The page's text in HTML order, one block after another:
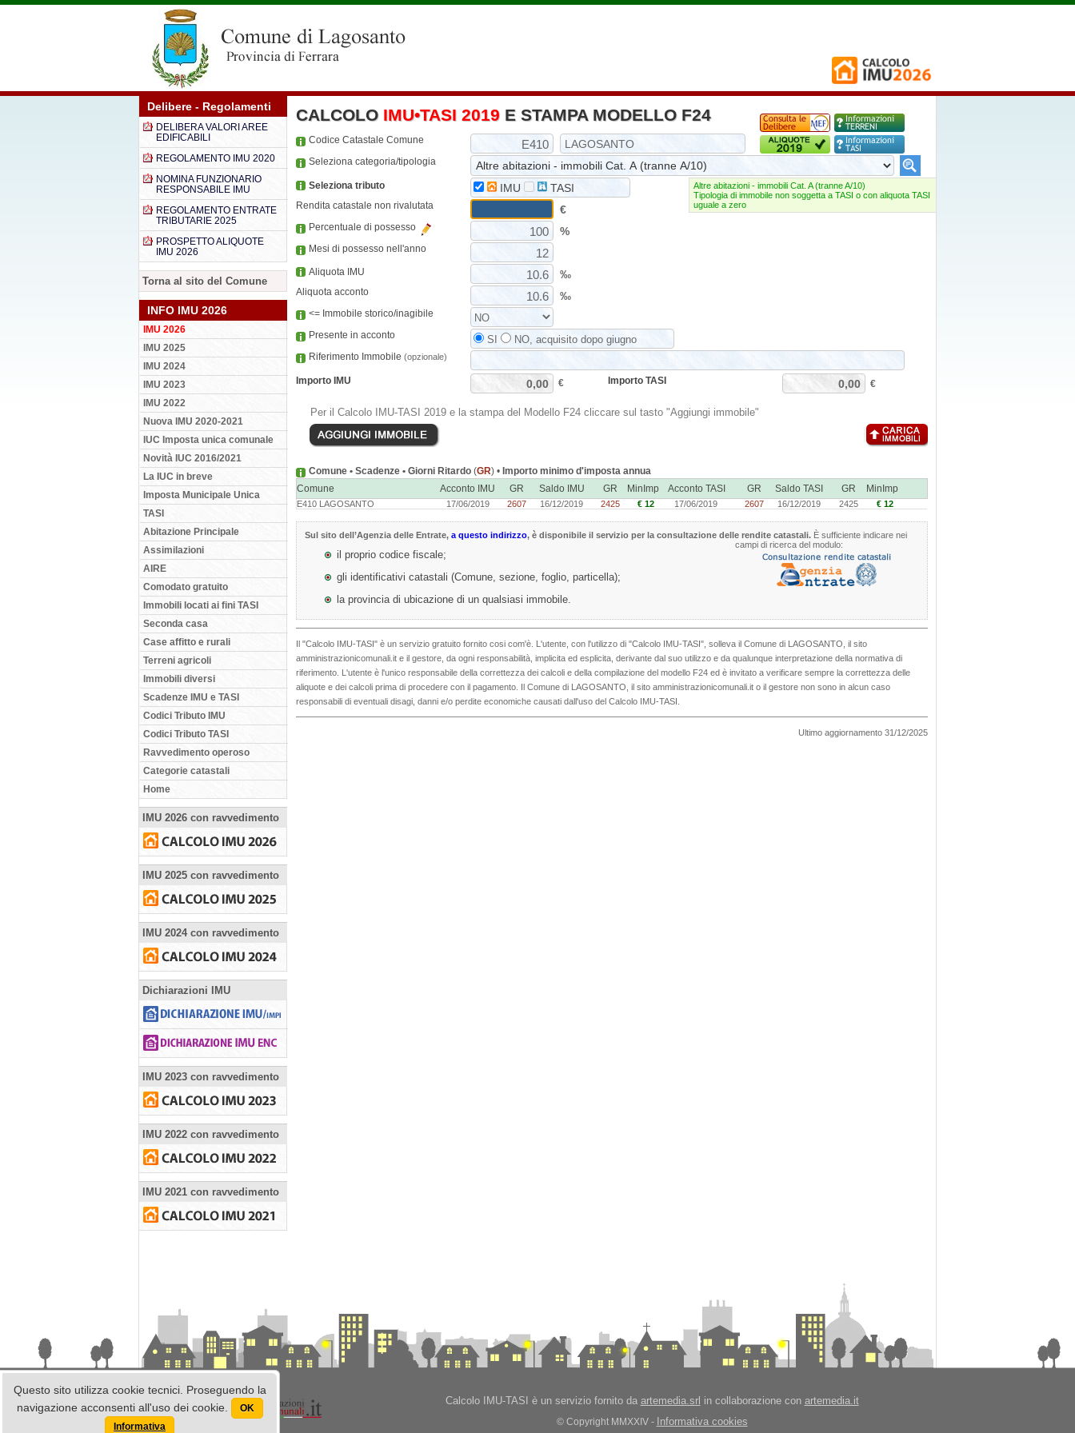
Delibere - Regolamenti
DELIBERA VALORI AREE
EDIFICABILI
REGOLAMENTO IMU 2020
NOMINA FUNZIONARIO
RESPONSABILE IMU
REGOLAMENTO ENTRATE
TRIBUTARIE 2025
PROSPETTO ALIQUOTE
IMU 2026
Torna al sito del Comune
INFO IMU 2026
IMU 2026
IMU 2025
IMU 2024
IMU 2023
IMU 2022
Nuova IMU 2020-2021
IUC Imposta unica comunale
Novità IUC 2016/2021
La IUC in breve
Imposta Municipale Unica
TASI
Abitazione Principale
Assimilazioni
AIRE
Comodato gratuito
Immobili locati ai fini TASI
Seconda casa
Case affitto e rurali
Terreni agricoli
Immobili diversi
Scadenze IMU e TASI
Codici Tributo IMU
Codici Tributo TASI
Ravvedimento operoso
Categorie catastali
Home
IMU 2026 con ravvedimento
IMU 2025 con ravvedimento
IMU 2024 con ravvedimento
Dichiarazioni IMU
IMU 2023 con ravvedimento
IMU 2022 con ravvedimento
IMU 2021 con ravvedimento
CALCOLO IMU•TASI 2019 E STAMPA MODELLO F24
Codice Catastale Comune
Seleziona categoria/tipologia
Altre abitazioni - immobili Cat. A (tranne A/10)
Tipologia di immobile non soggetta a TASI o con aliquota TASI
uguale a zero
Seleziona tributo IMU TASI
Rendita catastale non rivalutata €
Percentuale di possesso %
Mesi di possesso nell'anno
Aliquota IMU ‰
Aliquota acconto ‰
<= Immobile storico/inagibile
Presente in acconto
SI NO, acquisito dopo giugno
Riferimento Immobile (opzionale)
Importo IMU € Importo TASI €
Per il Calcolo IMU-TASI 2019 e la stampa del Modello F24 cliccare sul tasto "Aggiungi immobile"
Comune • Scadenze • Giorni Ritardo (GR) • Importo minimo d'imposta annua
Comune
Acconto IMU GR Saldo IMU GR MinImp Acconto TASI GR Saldo TASI GR MinImp
E410 LAGOSANTO 17/06/2019 2607 16/12/2019 2425 € 12 17/06/2019 2607 16/12/2019 2425 € 12
Sul sito dell’Agenzia delle Entrate, a questo indirizzo, è disponibile il servizio per la consultazione delle rendite catastali. È sufficiente indicare nei
campi di ricerca del modulo:
il proprio codice fiscale;
gli identificativi catastali (Comune, sezione, foglio, particella);
la provincia di ubicazione di un qualsiasi immobile.
Il "Calcolo IMU-TASI" è un servizio gratuito fornito cosi com'è. L'utente, con l'utilizzo di "Calcolo IMU-TASI", solleva il Comune di LAGOSANTO, il sito
amministrazionicomunali.it e il gestore, da ogni responsabilità, implicita ed esplicita, derivante dal suo utilizzo e da qualunque interpretazione della normativa di
riferimento. L'utente è l'unico responsabile della correttezza dei calcoli e della compilazione del modello F24 ed è invitato a verificare sempre la correttezza delle
aliquote e dei calcoli prima di procedere con il pagamento. Il Comune di LAGOSANTO, il sito amministrazionicomunali.it o il gestore non sono in alcun caso
responsabili di eventuali disagi, danni e/o perdite economiche causati dall'uso del Calcolo IMU-TASI.
Ultimo aggiornamento 31/12/2025
Calcolo IMU-TASI è un servizio fornito da artemedia.srl in collaborazione con artemedia.it
© Copyright MMXXIV - Informativa cookies
Questo sito utilizza cookie tecnici. Proseguendo la
navigazione acconsenti all'uso dei cookie.
OK
Informativa